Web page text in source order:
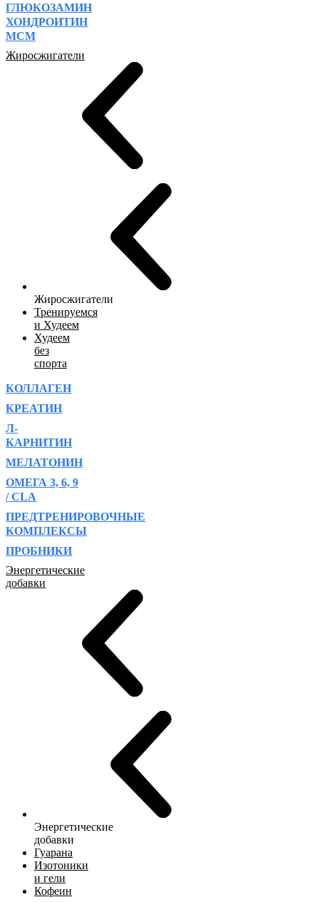
ГЛЮКОЗАМИН
ХОНДРОИТИН
МСМ
Жиросжигатели
Жиросжигатели
Тренируемся
и Худеем
Худеем
без
спорта
КОЛЛАГЕН
КРЕАТИН
Л-
КАРНИТИН
МЕЛАТОНИН
ОМЕГА 3, 6, 9
/ CLA
ПРЕДТРЕНИРОВОЧНЫЕ
КОМПЛЕКСЫ
ПРОБНИКИ
Энергетические
добавки
Энергетические
добавки
Гуарана
Изотоники
и гели
Кофеин